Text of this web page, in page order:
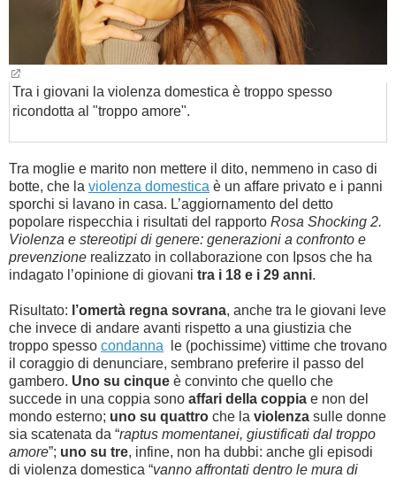
FORUM
Tra i giovani la violenza domestica è troppo spesso
ricondotta al "troppo amore".
Tra moglie e marito non mettere il dito, nemmeno in caso di
botte, che la violenza domestica è un affare privato e i panni
sporchi si lavano in casa. L’aggiornamento del detto
popolare rispecchia i risultati del rapporto Rosa Shocking 2.
Violenza e stereotipi di genere: generazioni a confronto e
prevenzione realizzato in collaborazione con Ipsos che ha
indagato l’opinione di giovani tra i 18 e i 29 anni.
Risultato: l’omertà regna sovrana, anche tra le giovani leve
che invece di andare avanti rispetto a una giustizia che
troppo spesso condanna le (pochissime) vittime che trovano
il coraggio di denunciare, sembrano preferire il passo del
gambero. Uno su cinque è convinto che quello che
succede in una coppia sono affari della coppia e non del
mondo esterno; uno su quattro che la violenza sulle donne
sia scatenata da “raptus momentanei, giustificati dal troppo
amore”; uno su tre, infine, non ha dubbi: anche gli episodi
di violenza domestica “vanno affrontati dentro le mura di